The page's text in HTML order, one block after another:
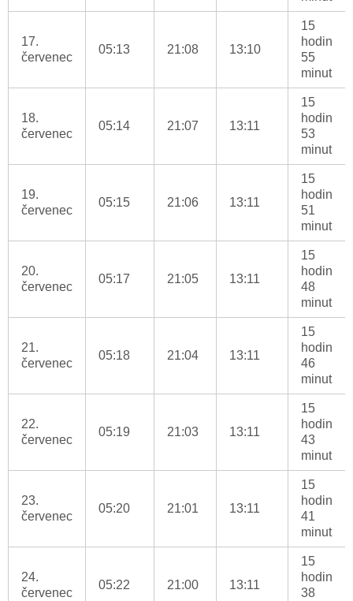
17.
červenec
05:13 21:08 13:10
15
hodin
55
minut
18.
červenec
05:14 21:07 13:11
15
hodin
53
minut
19.
červenec
05:15 21:06 13:11
15
hodin
51
minut
20.
červenec
05:17 21:05 13:11
15
hodin
48
minut
21.
červenec
05:18 21:04 13:11
15
hodin
46
minut
22.
červenec
05:19 21:03 13:11
15
hodin
43
minut
23.
červenec
05:20 21:01 13:11
15
hodin
41
minut
24.
červenec
05:22 21:00 13:11
15
hodin
38